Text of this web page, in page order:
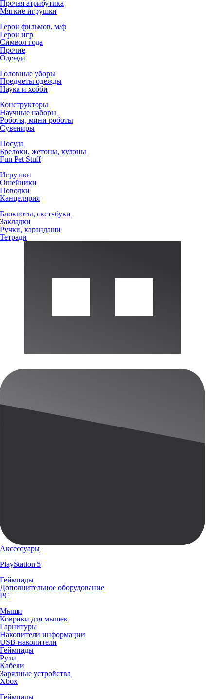
Прочая атрибутика
Мягкие игрушки
Герои фильмов, м/ф
Герои игр
Символ года
Прочие
Одежда
Головные уборы
Предметы одежды
Наука и хобби
Конструкторы
Научные наборы
Роботы, мини роботы
Сувениры
Посуда
Брелоки, жетоны, кулоны
Fun Pet Stuff
Игрушки
Ошейники
Поводки
Канцелярия
Блокноты, скетчбуки
Закладки
Ручки, карандаши
Тетради
Аксессуары
PlayStation 5
Геймпады
Дополнительное оборудование
PC
Мыши
Коврики для мышек
Гарнитуры
Накопители информации
USB-накопители
Геймпады
Рули
Кабели
Зарядные устройства
Xbox
Геймпады